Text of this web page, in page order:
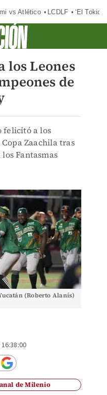
vs Atlético LCDLF ‘El Tokio’
los Leones
de
felicitó a los
Zaachila tras
Fantasmas
(Roberto Alanís)
de Milenio